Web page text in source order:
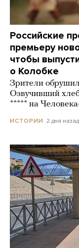
Российские
премьеру
чтобы
о Колобке
Зрители
Озвучивший
***** на
ИСТОРИИ 2 дня назад